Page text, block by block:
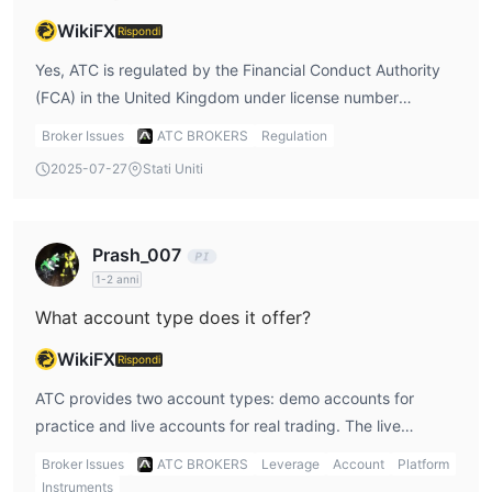
broker, soprattutto quando si tratta di fondi e transazioni
finanziarie.
Strumenti di mercato
ATCoffre vari prodotti finanziari popolari, tra cui principalmente
Forex consente ai clienti di impegnarsi nel trading di coppie di
l'opportunità di diversificare i propri portafogli e speculare sui
movimenti dei prezzi di queste preziose materie prime.
inoltre, ATC offre CFD, che consentono ai trader di partecipare
ai movimenti di prezzo di vari strumenti finanziari senza
possedere le attività sottostanti. questi strumenti di mercato
forniscono ATC clienti con una serie diversificata di opzioni da
esplorare e potenzialmente sfruttare le opportunità di mercato.
Conti
WikiFXRispondi
Yes, ATC is regulated by the Financial Conduct Authority
(FCA) in the United Kingdom under license number
591361. It operates under an STP model, which helps
Broker Issues ATC BROKERS
Regulation
2025-07-27
Stati Uniti
Prash_007
1-2 anni
What account type does it offer?
WikiFXRispondi
ATC provides two account types: demo accounts for
practice and live accounts for real trading. The live
account requires a minimum deposit of $5,000.
Broker Issues ATC BROKERS Leverage Account
Platform
Instruments